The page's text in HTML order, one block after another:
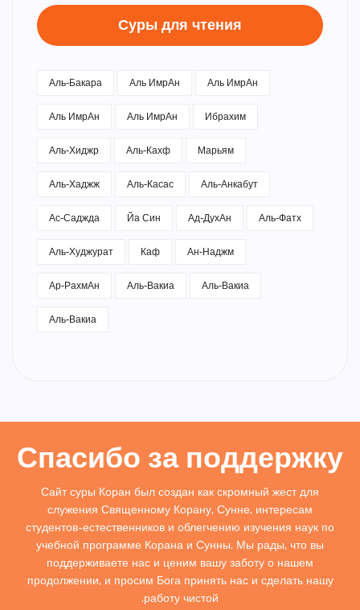
Суры для чтения
Аль-Бакара Аль ИмрАн
Аль ИмрАн
Аль ИмрАн
Аль ИмрАн
Ибрахим
Аль-Хиджр
Аль-Кахф
Марьям
Аль-Хаджж
Аль-Касас
Аль-Анкабут
Ас-Саджда
Йа Син Ад-ДухАн
Аль-Фатх
Аль-Худжурат
Каф
Ан-Наджм
Ар-РахмАн
Аль-Вакиа
Аль-Вакиа
Аль-Вакиа
Спасибо за поддержку
Сайт суры Коран был создан как скромный жест для
служения Священному Корану, Сунне, интересам
студентов-естественников и облегчению изучения наук по
учебной программе Корана и Сунны. Мы рады, что вы
поддерживаете нас и ценим вашу заботу о нашем
продолжении, и просим Бога принять нас и сделать нашу
работу чистой.